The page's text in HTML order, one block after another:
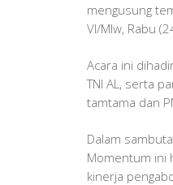
mengusung
VI/Mlw, Rabu
​Acara ini
TNI AL, serta
tamtama dan
​Dalam
Momentum ini
kinerja